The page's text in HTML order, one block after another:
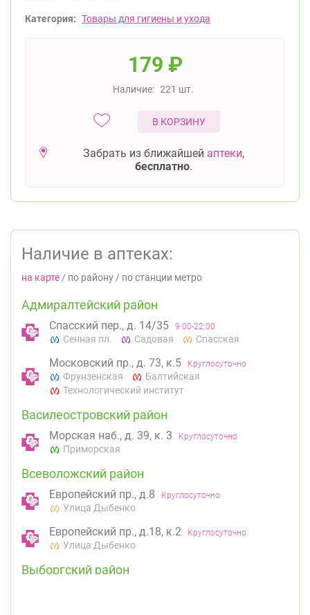
Категория: Товары для гигиены и ухода
179 ₽
Наличие: 221 шт.
В КОРЗИНУ
Забрать из ближайшей аптеки,
бесплатно.
Наличие в аптеках:
на карте / по району / по станции метро
Адмиралтейский район
Спасский пер., д. 14/35 9:00-22:00
Сенная пл. Садовая Спасская
Московский пр., д. 73, к.5 Круглосуточно
Фрунзенская
Балтийская
Технологический институт
Василеостровский район
Морская наб., д. 39, к. 3 Круглосуточно
Приморская
Всеволожский район
Европейский пр., д.8 Круглосуточно
Улица Дыбенко
Европейский пр., д.18, к.2 Круглосуточно
Улица Дыбенко
Выборгский район